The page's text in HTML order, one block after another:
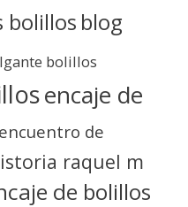
bolillos blog
bolillos
encaje de
encuentro de
raquel m
de bolillos